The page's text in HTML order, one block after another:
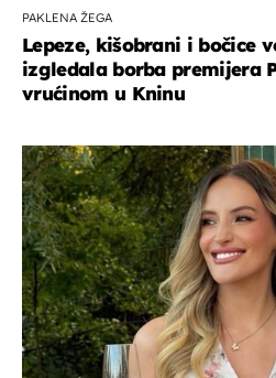
PAKLENA ŽEGA
Lepeze, kišobrani i bočice
izgledala borba premijera
vrućinom u Kninu